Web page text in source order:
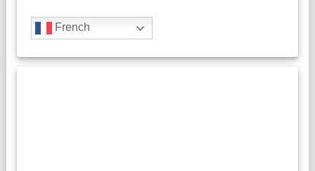
French